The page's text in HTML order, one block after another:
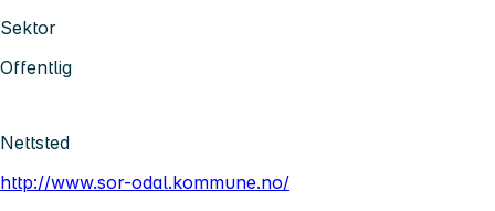
Sektor
Offentlig
Nettsted
http://www.sor-odal.kommune.no/